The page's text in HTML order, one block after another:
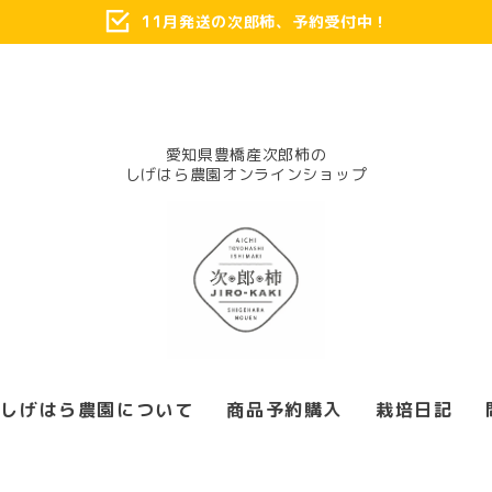
11月発送の次郎柿、予約受付中！
愛知県豊橋産次郎柿の
しげはら農園について 商品予約購入 栽培日記